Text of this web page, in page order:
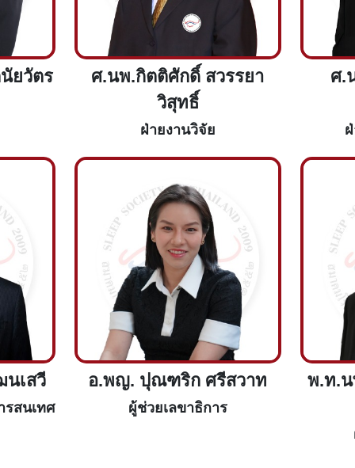
ยวัตร
ศ.นพ.กิตติศักดิ์ สวรรยา
วิสุทธิ์
ฝ่ายงานวิจัย
ศ.
เสวี
สนเทศ
อ.พญ. ปุณฑริก ศรีสวาท
ผู้ช่วยเลขาธิการ
พ.ท.น